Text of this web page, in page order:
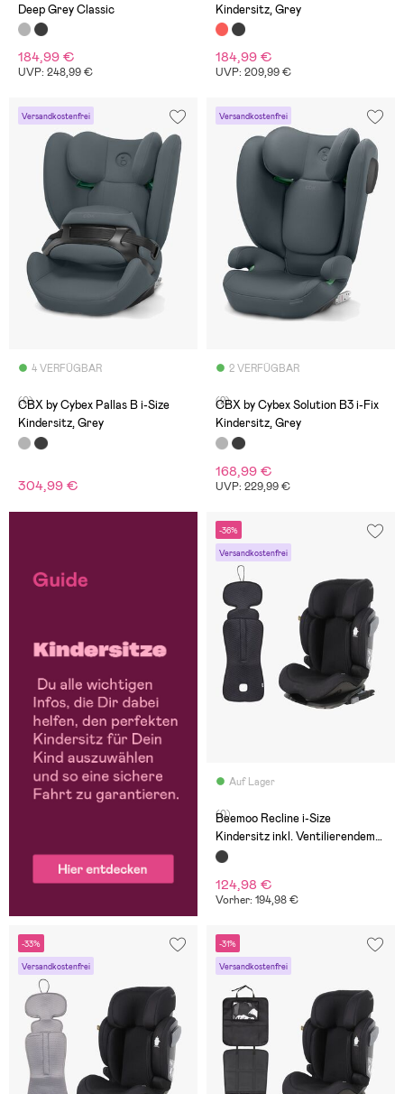
Deep Grey Classic
184,99 €
UVP: 248,99 €
Kindersitz, Grey
184,99 €
UVP: 209,99 €
Versandkostenfrei
4 VERFÜGBAR
(0)
CBX by Cybex Pallas B i-Size
Kindersitz, Grey
304,99 €
Versandkostenfrei
2 VERFÜGBAR
(2)
CBX by Cybex Solution B3 i-Fix
Kindersitz, Grey
168,99 €
UVP: 229,99 €
-36%
Versandkostenfrei
Auf Lager
(0)
Beemoo Recline i-Size
Kindersitz inkl. Ventilierendem
Sitzpolster, Black
124,98 €
Vorher: 194,98 €
-33%
Versandkostenfrei
-31%
Versandkostenfrei